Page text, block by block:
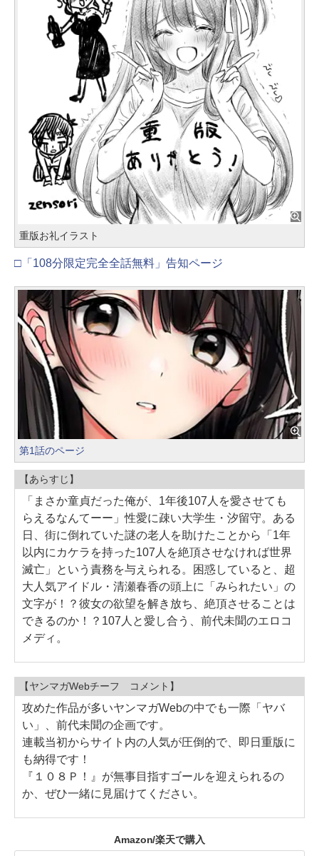
重版お礼イラスト
□「108分限定完全全話無料」告知ページ
第1話のページ
【あらすじ】
「まさか童貞だった俺が、1年後107人を愛させても
らえるなんてーー」性愛に疎い大学生・汐留守。ある
日、街に倒れていた謎の老人を助けたことから「1年
以内にカケラを持った107人を絶頂させなければ世界
滅亡」という責務を与えられる。困惑していると、超
大人気アイドル・清瀬春香の頭上に「みられたい」の
文字が！？彼女の欲望を解き放ち、絶頂させることは
できるのか！？107人と愛し合う、前代未聞のエロコ
メディ。
【ヤンマガWebチーフ コメント】
攻めた作品が多いヤンマガWebの中でも一際「ヤバ
い」、前代未聞の企画です。
連載当初からサイト内の人気が圧倒的で、即日重版に
も納得です！
『１０８Ｐ！』が無事目指すゴールを迎えられるの
か、ぜひ一緒に見届けてください。
Amazon/楽天で購入